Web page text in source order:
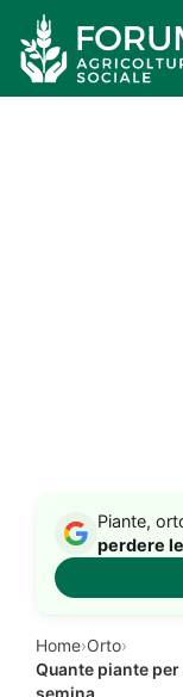
contenuto
Home›Orto›
Quante piante
Piante,
perdere